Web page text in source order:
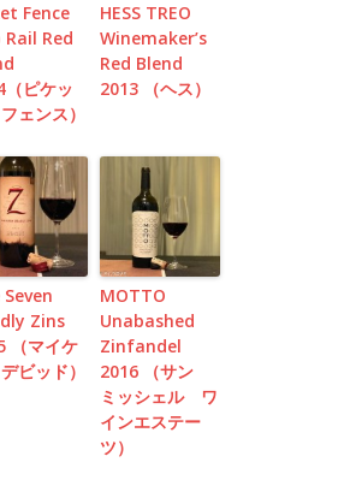
Fence
Red
（ピケッ
ェンス）
HESS TREO
Winemaker’s
Red Blend
2013 （ヘス）
Zins
（マイケ
ビッド）
MOTTO
Unabashed
Zinfandel
2016 （サン
ミッシェル ワ
インエステー
ツ）